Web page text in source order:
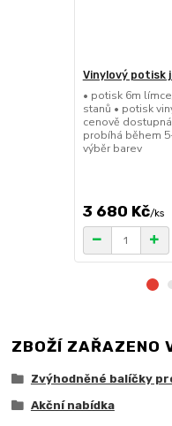
Vinylový potisk
• potisk 6m
stanů • potisk
cenově
probíhá během
výběr barev
3 680 Kč/ks
ZBOŽÍ ZAŘAZENO
Zvýhodněné balíčky
Akční nabídka